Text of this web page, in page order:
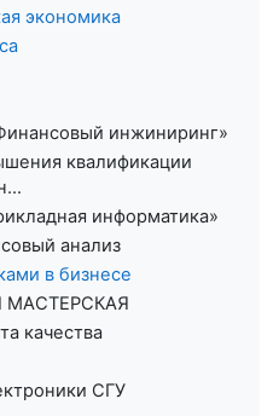
экономика
инжиниринг»
квалификации
информатика»
анализ
в бизнесе
МАСТЕРСКАЯ
качества
СГУ